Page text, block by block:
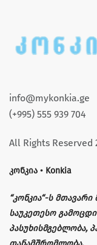
info@mykonkia.ge
(+995) 555 939 704
All Rights Reserved
კონკია • Konkia
“კონკია“-ს
საუკეთესო
პასუხისმგებლობა,